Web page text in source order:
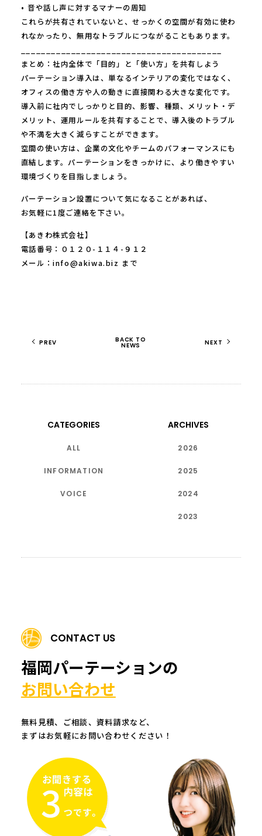
• 音や話し声に対するマナーの周知
これらが共有されていないと、せっかくの空間が有効に使わ
れなかったり、無用なトラブルにつながることもあります。
まとめ：社内全体で「目的」と「使い方」を共有しよう
パーテーション導入は、単なるインテリアの変化ではなく、
オフィスの働き方や人の動きに直接関わる大きな変化です。
導入前に社内でしっかりと目的、影響、種類、メリット・デ
メリット、運用ルールを共有することで、導入後のトラブル
や不満を大きく減らすことができます。
空間の使い方は、企業の文化やチームのパフォーマンスにも
直結します。パーテーションをきっかけに、より働きやすい
環境づくりを目指しましょう。
パーテーション設置について気になることがあれば、
お気軽に1度ご連絡を下さい。
【あきわ株式会社】
電話番号：０１２０-１１４-９１２
メール：info@akiwa.biz まで
PREV BACK TO
NEWS NEXT
CATEGORIES
ALL
INFORMATION
VOICE
ARCHIVES
2026
2025
2024
2023
CONTACT US
福岡パーテーションの
お問い合わせ
無料見積、ご相談、資料請求など、
まずはお気軽にお問い合わせください！